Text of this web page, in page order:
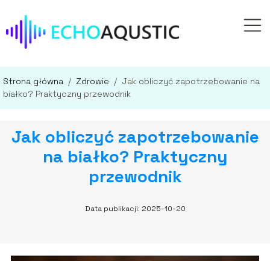
Strona główna / Zdrowie / Jak obliczyć zapotrzebowanie na
białko? Praktyczny przewodnik
Jak obliczyć zapotrzebowanie
na białko? Praktyczny
przewodnik
Data publikacji: 2025-10-20